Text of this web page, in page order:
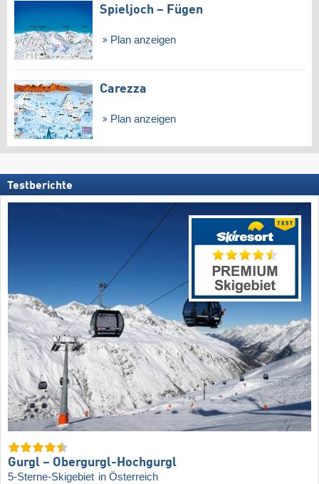
Spieljoch – Fügen
Plan anzeigen
Carezza
Plan anzeigen
Testberichte
Gurgl – Obergurgl-Hochgurgl
5-Sterne-Skigebiet in Österreich